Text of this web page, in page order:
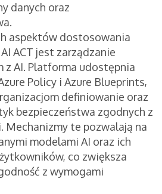
danych oraz
aspektów dostosowania
ACT jest zarządzanie
z AI. Platforma udostępnia
Policy i Azure Blueprints,
definiowanie oraz
bezpieczeństwa zgodnych z
Mechanizmy te pozwalają na
modelami AI oraz ich
co zwiększa
z wymogami